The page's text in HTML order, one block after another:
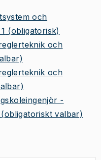
och
(obligatorisk)
och
och
-
(obligatoriskt valbar)